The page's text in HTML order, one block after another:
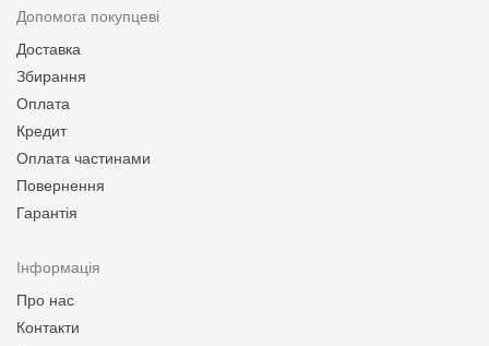
Допомога покупцеві
Доставка
Збирання
Оплата
Кредит
Оплата частинами
Повернення
Гарантія
Інформація
Про нас
Контакти